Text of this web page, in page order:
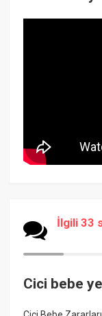
İlgili 33
Cici bebe